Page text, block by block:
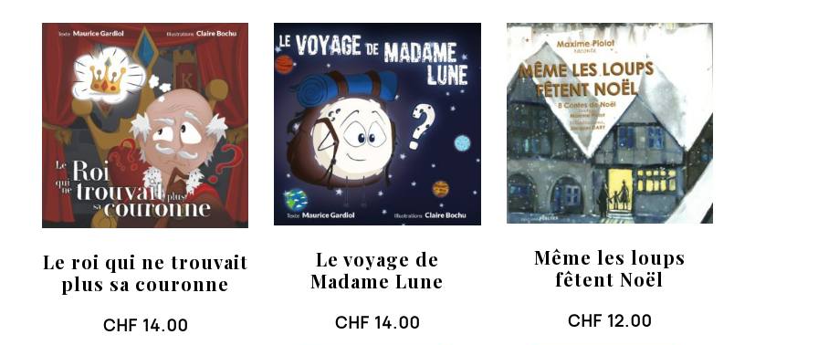
Le roi qui ne trouvait
plus sa couronne
CHF 14.00
Le voyage de
Madame Lune
CHF 14.00
Même les loups
fêtent Noël
CHF 12.00